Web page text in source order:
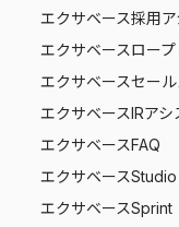
エクサベース採用
エクサベースロープ
エクサベースセー
エクサベース IRア
エクサベースFAQ
エクサベースStudio
エクサベースSprint